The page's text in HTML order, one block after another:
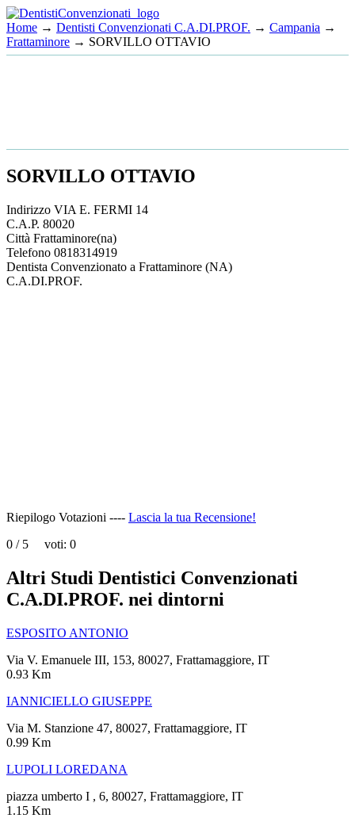
Home → Dentisti Convenzionati C.A.DI.PROF. → Campania →
Frattaminore → SORVILLO OTTAVIO
SORVILLO OTTAVIO
Indirizzo VIA E. FERMI 14
C.A.P. 80020
Città Frattaminore(na)
Telefono 0818314919
Dentista Convenzionato a Frattaminore (NA)
C.A.DI.PROF.
Riepilogo Votazioni ---- Lascia la tua Recensione!
0 / 5 voti: 0
Altri Studi Dentistici Convenzionati
C.A.DI.PROF. nei dintorni
ESPOSITO ANTONIO
Via V. Emanuele III, 153, 80027, Frattamaggiore, IT
0.93 Km
IANNICIELLO GIUSEPPE
Via M. Stanzione 47, 80027, Frattamaggiore, IT
0.99 Km
LUPOLI LOREDANA
piazza umberto I , 6, 80027, Frattamaggiore, IT
1.15 Km